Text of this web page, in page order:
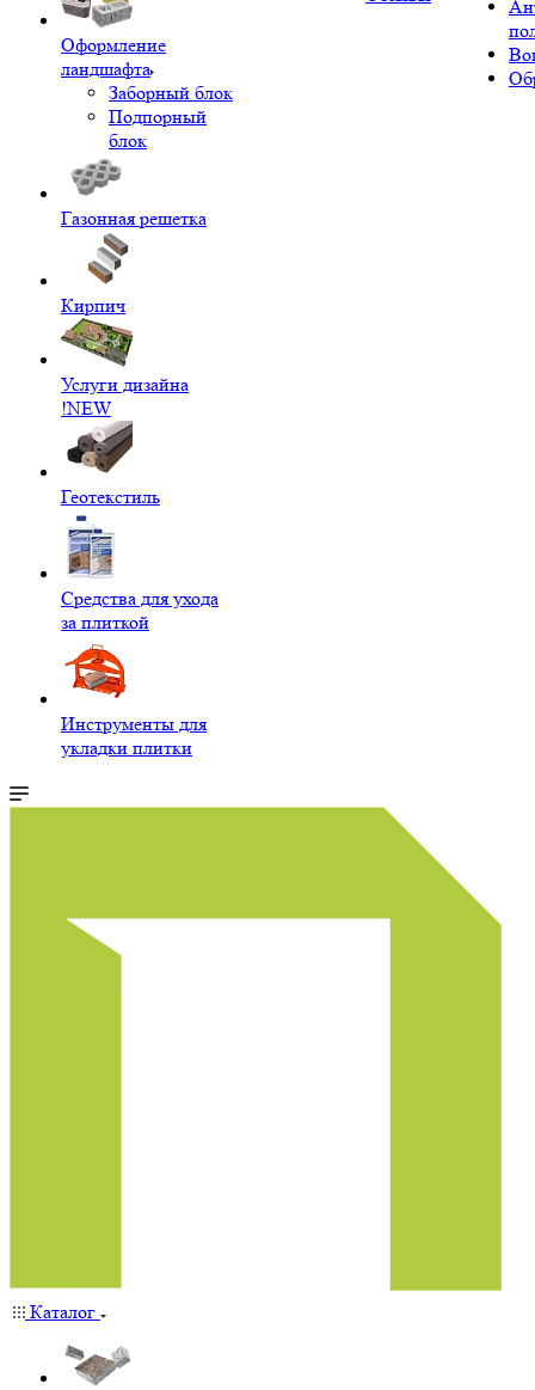
Оформление
ландшафта
Заборный блок
Подпорный
блок
Газонная решетка
Кирпич
Услуги дизайна
!NEW
Геотекстиль
Средства для ухода
за плиткой
Инструменты для
укладки плитки
Каталог